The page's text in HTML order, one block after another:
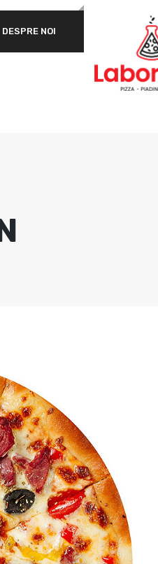
DESPRE NOI
OBLIGATORIU
ȚINE-MĂ MINTE